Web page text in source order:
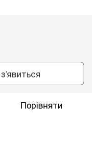
Порівняти